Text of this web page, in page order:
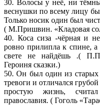
30. Волосы у неё, ни
веснушки по всему лицу
Только носик один был
( М.Пришвин. «Кладовая
40. Коса сиза -чёрная и
ровно прилипла к спине, а
свете не найдёшь .(
Героиня сказки.)
50. Он был один из старых
тревоги и отличался
простую жизнь,
православия. ( Гоголь